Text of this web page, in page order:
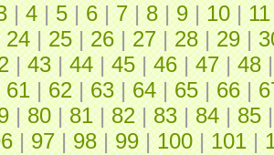
|4|5|6|7|8|9|10|11
24|25|26|27|28|29|
|43|44|45|46|47|48
61|62|63|64|65|66|
|80|81|82|83|84|85
|97|98|99|100|101|